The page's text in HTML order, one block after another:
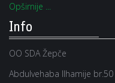
Opširnije ...
Info
OO SDA Žepče
Abdulvehaba Ilhamije